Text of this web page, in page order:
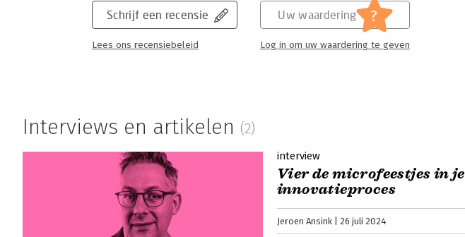
Schrijf een recensie
Lees ons recensiebeleid
Uw waardering ?
Log in om uw waardering te geven
Interviews en artikelen (2)
interview
Vier de microfeestjes in je
innovatieproces
Jeroen Ansink 26 juli 2024